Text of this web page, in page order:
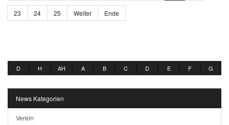
23 24 25 Weiter Ende
D H AH A B C D E F G
News Kategorien
Verein